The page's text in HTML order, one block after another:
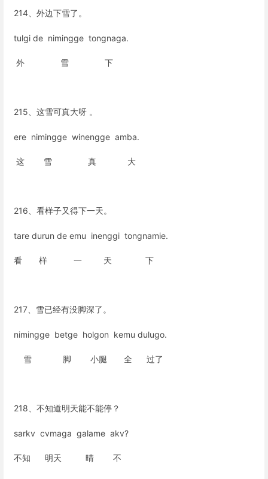
214、外边下雪了。
tulgi de nimingge tongnaga.
外 雪 下
215、这雪可真大呀 。
ere nimingge winengge amba.
这 雪 真 大
216、看样子又得下一天。
tare durun de emu inenggi tongnamie.
看 样 一 天 下
217、雪已经有没脚深了。
nimingge betge holgon kemu dulugo.
雪 脚 小腿 全 过了
218、不知道明天能不能停？
sarkv cvmaga galame akv?
不知 明天 晴 不